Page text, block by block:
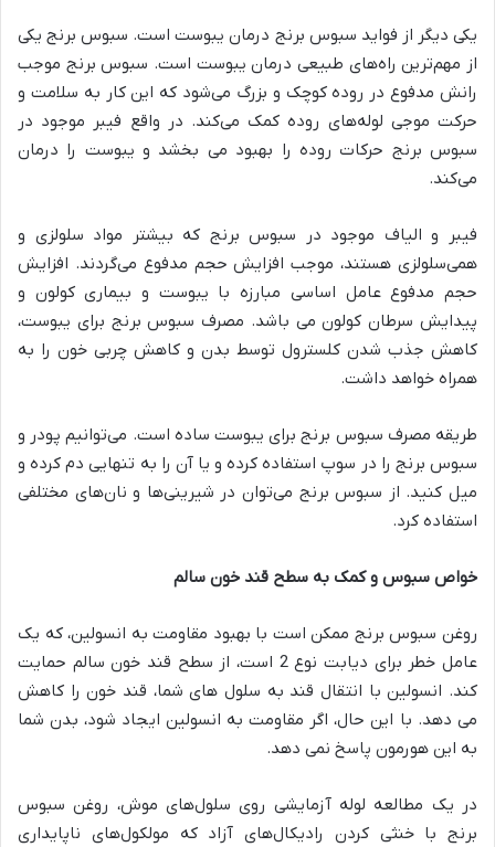
یکی دیگر از فواید سبوس برنج درمان یبوست است. سبوس برنج یکی
از مهم‌ترین راه‌های طبیعی درمان یبوست است. سبوس برنج موجب
رانش مدفوع در روده کوچک و بزرگ می‌شود که این کار به سلامت و
حرکت موجی لوله‌های روده کمک می‌کند. در واقع فیبر موجود در
سبوس برنج حرکات روده را بهبود می بخشد و یبوست را درمان
می‌کند.
فیبر و الیاف موجود در سبوس برنج که بیشتر مواد سلولزی و
همی‌سلولزی هستند، موجب افزایش حجم مدفوع می‌گردند. افزایش
حجم مدفوع عامل اساسی مبارزه با یبوست و بیماری کولون و
پیدایش سرطان کولون می باشد. مصرف سبوس برنج برای یبوست،
کاهش جذب شدن کلسترول توسط بدن و کاهش چربی خون را به
همراه خواهد داشت.
طریقه مصرف سبوس برنج برای یبوست ساده است. می‌توانیم پودر و
سبوس برنج را در سوپ استفاده کرده و یا آن را به تنهایی دم کرده و
میل کنید. از سبوس برنج می‌توان در شیرینی‌ها و نان‌های مختلفی
استفاده کرد.
خواص سبوس و کمک به سطح قند خون سالم
روغن سبوس برنج ممکن است با بهبود مقاومت به انسولین، که یک
عامل خطر برای دیابت نوع 2 است، از سطح قند خون سالم حمایت
کند. انسولین با انتقال قند به سلول های شما، قند خون را کاهش
می دهد. با این حال، اگر مقاومت به انسولین ایجاد شود، بدن شما
به این هورمون پاسخ نمی دهد.
در یک مطالعه لوله آزمایشی روی سلول‌های موش، روغن سبوس
برنج با خنثی کردن رادیکال‌های آزاد که مولکول‌های ناپایداری